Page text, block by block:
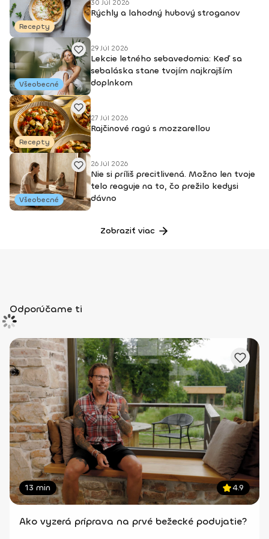
Recepty
30 Júl 2026
Rýchly a lahodný hubový stroganov
Všeobecné
29 Júl 2026
Lekcie letného sebavedomia: Keď sa
sebaláska stane tvojím najkrajším
doplnkom
Recepty
27 Júl 2026
Rajčinové ragú s mozzarellou
Všeobecné
26 Júl 2026
Nie si príliš precitlivená. Možno len tvoje
telo reaguje na to, čo prežilo kedysi
dávno
Zobraziť viac
Odporúčame ti
13 min 4.9
Ako vyzerá príprava na prvé bežecké podujatie?